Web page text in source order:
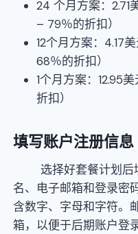
24 个月方案：
– 79％的折扣）
12个月方案：4.17
68％的折扣）
1个月方案：12.95
折扣）
填写账户注册信息
选择好套餐计划后
名、电子邮箱和登录密
含数字、字母和字符。
箱，以便于后期账户登